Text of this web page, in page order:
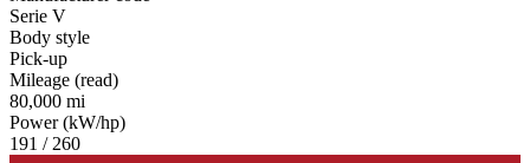
Serie V
Body style
Pick-up
Mileage (read)
80,000 mi
Power (kW/hp)
191 / 260